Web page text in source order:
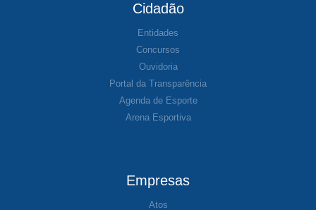
Cidadão
Entidades
Concursos
Ouvidoria
Portal da Transparência
Agenda de Esporte
Arena Esportiva
Empresas
Atos